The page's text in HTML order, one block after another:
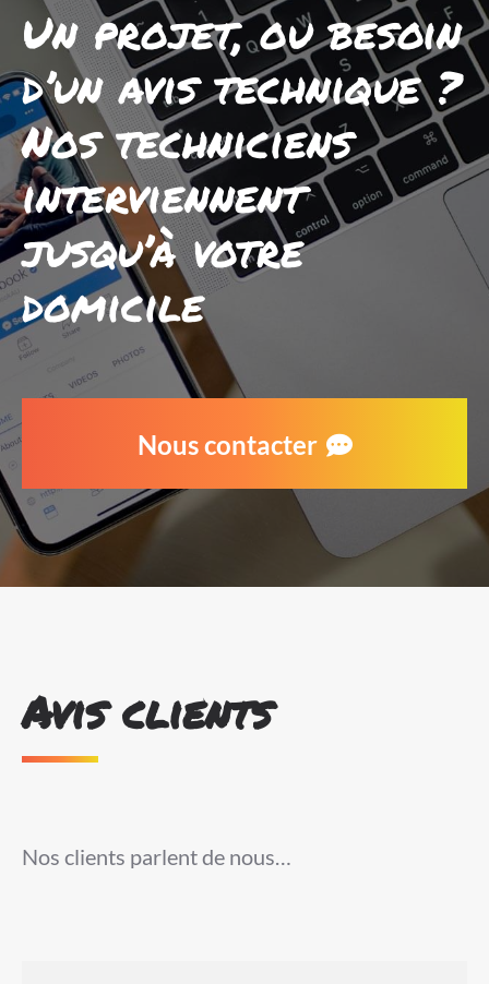
Un projet, ou besoin
d’un avis technique ?
Nos techniciens
interviennent
jusqu’à votre
domicile
Nous contacter
Avis clients
Nos clients parlent de nous…